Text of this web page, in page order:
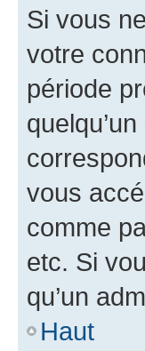
Si vous
votre
période
vous
comme
etc. Si
qu’un
Haut